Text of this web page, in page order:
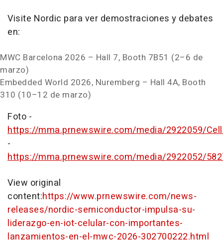
Visite Nordic para ver demostraciones y debates
en:
MWC Barcelona 2026 – Hall 7, Booth 7B51 (2–6 de
marzo)
Embedded World 2026, Nuremberg – Hall 4A, Booth
310 (10–12 de marzo)
Foto -
https://mma.prnewswire.com/media/2922059/
-
https://mma.prnewswire.com/media/2922052/
View original
content:https://www.prnewswire.com/news-
releases/nordic-semiconductor-impulsa-su-
liderazgo-en-iot-celular-con-importantes-
lanzamientos-en-el-mwc-2026-302700222.html